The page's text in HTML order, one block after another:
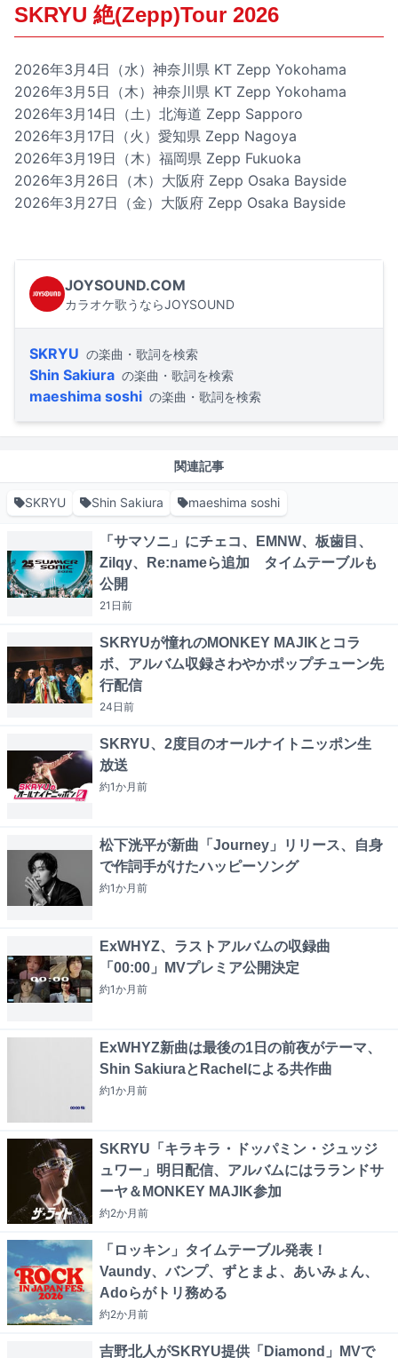
SKRYU 絶(Zepp)Tour 2026
2026年3月4日（水）神奈川県 KT Zepp Yokohama
2026年3月5日（木）神奈川県 KT Zepp Yokohama
2026年3月14日（土）北海道 Zepp Sapporo
2026年3月17日（火）愛知県 Zepp Nagoya
2026年3月19日（木）福岡県 Zepp Fukuoka
2026年3月26日（木）大阪府 Zepp Osaka Bayside
2026年3月27日（金）大阪府 Zepp Osaka Bayside
JOYSOUND.COM
カラオケ歌うならJOYSOUND
SKRYU の楽曲・歌詞を検索
Shin Sakiura の楽曲・歌詞を検索
maeshima soshi の楽曲・歌詞を検索
関連記事
SKRYU Shin Sakiura maeshima soshi
「サマソニ」にチェコ、EMNW、板歯目、
Zilqy、Re:nameら追加 タイムテーブルも
公開
21日前
SKRYUが憧れのMONKEY MAJIKとコラ
ボ、アルバム収録さわやかポップチューン先
行配信
24日前
SKRYU、2度目のオールナイトニッポン生
放送
約1か月前
松下洸平が新曲「Journey」リリース、自身
で作詞手がけたハッピーソング
約1か月前
ExWHYZ、ラストアルバムの収録曲
「00:00」MVプレミア公開決定
約1か月前
ExWHYZ新曲は最後の1日の前夜がテーマ、
Shin SakiuraとRachelによる共作曲
約1か月前
SKRYU「キラキラ・ドッパミン・ジュッジ
ュワー」明日配信、アルバムにはラランドサ
ーヤ＆MONKEY MAJIK参加
約2か月前
「ロッキン」タイムテーブル発表！
Vaundy、バンプ、ずとまよ、あいみょん、
Adoらがトリ務める
約2か月前
吉野北人がSKRYU提供「Diamond」MVで